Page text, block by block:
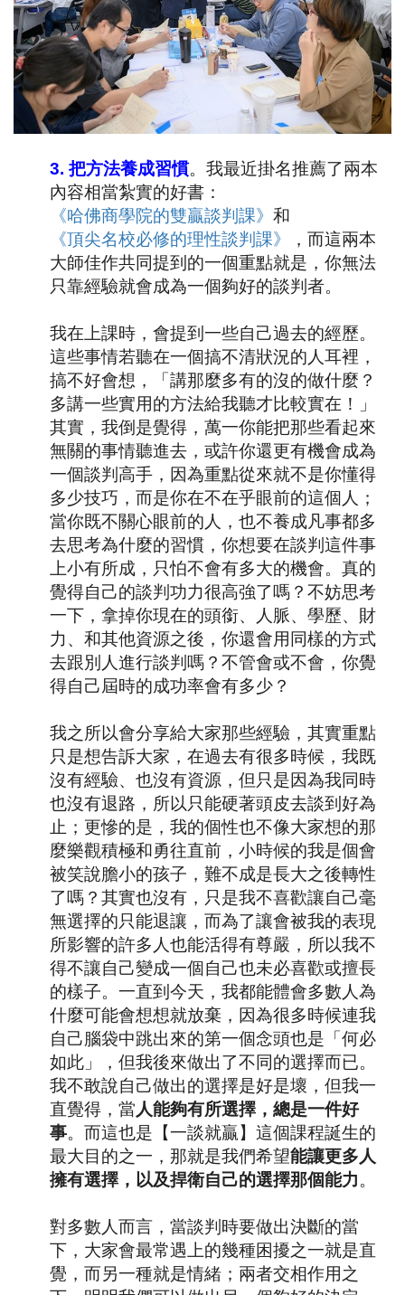
3. 把方法養成習慣。我最近掛名推薦了兩本
內容相當紮實的好書：
《哈佛商學院的雙贏談判課》 和
《頂尖名校必修的理性談判課》
，而這兩本
大師佳作共同提到的一個重點就是，你無法
只靠經驗就會成為一個夠好的談判者。
我在上課時，會提到一些自己過去的經歷。
這些事情若聽在一個搞不清狀況的人耳裡，
搞不好會想，「講那麼多有的沒的做什麼？
多講一些實用的方法給我聽才比較實在！」
其實，我倒是覺得，萬一你能把那些看起來
無關的事情聽進去，或許你還更有機會成為
一個談判高手，因為重點從來就不是你懂得
多少技巧，而是你在不在乎眼前的這個人；
當你既不關心眼前的人，也不養成凡事都多
去思考為什麼的習慣，你想要在談判這件事
上小有所成，只怕不會有多大的機會。真的
覺得自己的談判功力很高強了嗎？不妨思考
一下，拿掉你現在的頭銜、人脈、學歷、財
力、和其他資源之後，你還會用同樣的方式
去跟別人進行談判嗎？不管會或不會，你覺
得自己屆時的成功率會有多少？
我之所以會分享給大家那些經驗，其實重點
只是想告訴大家，在過去有很多時候，我既
沒有經驗、也沒有資源，但只是因為我同時
也沒有退路，所以只能硬著頭皮去談到好為
止；更慘的是，我的個性也不像大家想的那
麼樂觀積極和勇往直前，小時候的我是個會
被笑說膽小的孩子，難不成是長大之後轉性
了嗎？其實也沒有，只是我不喜歡讓自己毫
無選擇的只能退讓，而為了讓會被我的表現
所影響的許多人也能活得有尊嚴，所以我不
得不讓自己變成一個自己也未必喜歡或擅長
的樣子。一直到今天，我都能體會多數人為
什麼可能會想想就放棄，因為很多時候連我
自己腦袋中跳出來的第一個念頭也是「何必
如此」，但我後來做出了不同的選擇而已。
我不敢說自己做出的選擇是好是壞，但我一
直覺得，當人能夠有所選擇，總是一件好
事。而這也是【一談就贏】這個課程誕生的
最大目的之一，那就是我們希望能讓更多人
擁有選擇，以及捍衛自己的選擇那個能力。
對多數人而言，當談判時要做出決斷的當
下，大家會最常遇上的幾種困擾之一就是直
覺，而另一種就是情緒；兩者交相作用之